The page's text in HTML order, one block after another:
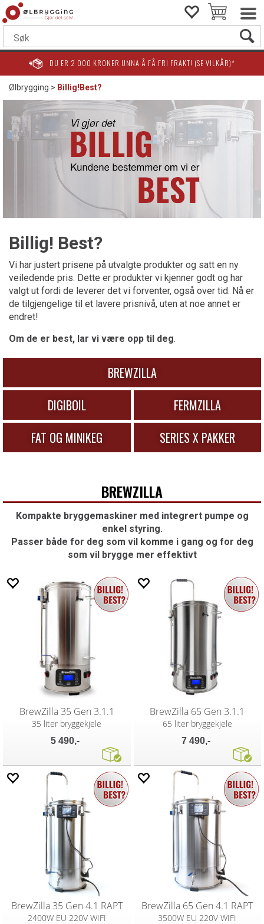
DU ER 2 000 KRONER UNNA Å FÅ FRI FRAKT! (SE VILKÅR)*
Ølbrygging> Billig!Best?
Billig! Best?
Vi har justert prisene på utvalgte produkter og satt en ny
veiledende pris. Dette er produkter vi kjenner godt og har
valgt ut fordi de leverer det vi forventer, også over tid. Nå er
de tilgjengelige til et lavere prisnivå, uten at noe annet er
endret!
Om de er best, lar vi være opp til deg.
BREWZILLA
DIGIBOIL
FERMZILLA
FAT OG MINIKEG
SERIES X PAKKER
BREWZILLA
Kompakte bryggemaskiner med integrert pumpe og
enkel styring.
Passer både for deg som vil komme i gang og for deg
som vil brygge mer effektivt
BrewZilla 35 Gen 3.1.1
35 liter bryggekjele
5 490,-
BrewZilla 65 Gen 3.1.1
65 liter bryggekjele
7 490,-
BrewZilla 35 Gen 4.1 RAPT
2400W EU 220V WIFI
BrewZilla 65 Gen 4.1 RAPT
3500W EU 220V WIFI